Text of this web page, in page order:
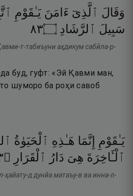
وَقَالَ ٱلَّذِىٓ ءَامَنَ يَـٰقَوْمِ
سَبِيلَ ٱلرَّشَادِ ۝٣٨
т-табиъуни аҳдикум сабӣла-р-
буд, гуфт: «Эй Қавми ман,
шуморо ба роҳи савоб
يَـٰقَوْمِ إِنَّمَا هَـٰذِهِ ٱلْحَيَوٰةُ
ٱلْـَٔاخِرَةَ هِىَ دَارُ ٱلْقَرَارِ ۝
д дунйа матаъу-в ва инна-л-